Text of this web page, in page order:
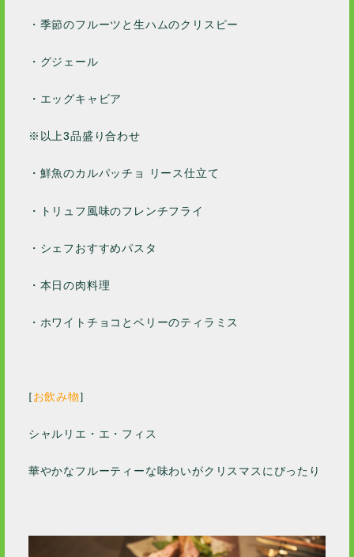
・季節のフルーツと生ハムのクリスピー
・グジェール
・エッグキャビア
※以上3品盛り合わせ
・鮮魚のカルパッチョ リース仕立て
・トリュフ風味のフレンチフライ
・シェフおすすめパスタ
・本日の肉料理
・ホワイトチョコとベリーのティラミス
[お飲み物]
シャルリエ・エ・フィス
華やかなフルーティーな味わいがクリスマスにぴったり